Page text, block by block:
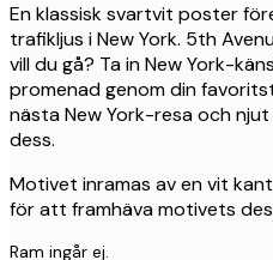
En klassisk svartvit poster
trafikljus i New York. 5th
vill du gå? Ta in New York-
promenad genom din
nästa New York-resa och
dess.
Motivet inramas av en vit
för att framhäva motivets
Ram ingår ej.